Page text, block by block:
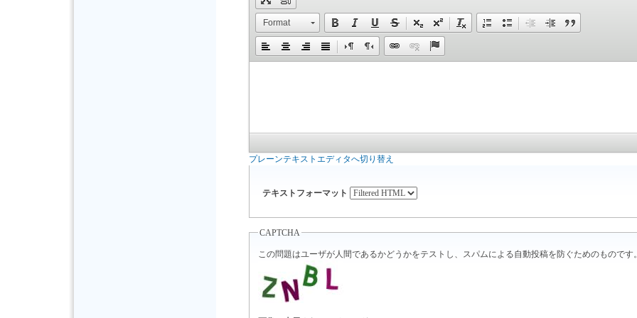
Format
プレーンテキストエディタへ切り替え
テキストフォーマット
CAPTCHA
この問題はユーザが人間であるかどうかをテストし、スパムによる自動投稿を防ぐためのものです